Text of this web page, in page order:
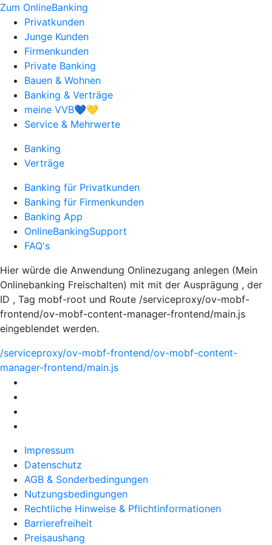
Zum OnlineBanking
Privatkunden
Junge Kunden
Firmenkunden
Private Banking
Bauen & Wohnen
Banking & Verträge
meine VVB💙💛
Service & Mehrwerte
Banking
Verträge
Banking für Privatkunden
Banking für Firmenkunden
Banking App
OnlineBankingSupport
FAQ's
Hier würde die Anwendung Onlinezugang anlegen (Mein
Onlinebanking Freischalten) mit mit der Ausprägung , der
ID , Tag mobf-root und Route /serviceproxy/ov-mobf-
frontend/ov-mobf-content-manager-frontend/main.js
eingeblendet werden.
/serviceproxy/ov-mobf-frontend/ov-mobf-content-
manager-frontend/main.js
Impressum
Datenschutz
AGB & Sonderbedingungen
Nutzungsbedingungen
Rechtliche Hinweise & Pflichtinformationen
Barrierefreiheit
Preisaushang